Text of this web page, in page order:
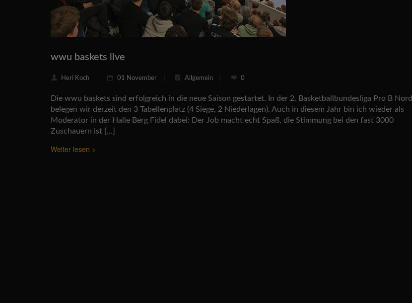
wwu baskets live
Heri Koch 01 November Allgemein 0
Die wwu baskets sind erfolgreich in die neue Saison gestartet. In der 2. Basketballbundesliga Pro B Nord
belegen wir derzeit den 3 Tabellenplatz (4 Siege, 2 Niederlagen). Auch in diesem Jahr bin ich wieder als
Moderator in der Halle Berg Fidel dabei: Der Job macht echt Spaß, die Stimmung bei den fast 3000
Zuschauern ist […]
Weiter lesen >